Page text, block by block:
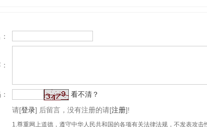
看不清？
请[登录] 后留言，没有注册的请[注册]!
1.尊重网上道德，遵守中华人民共和国的各项有关法律法规，不发表攻击